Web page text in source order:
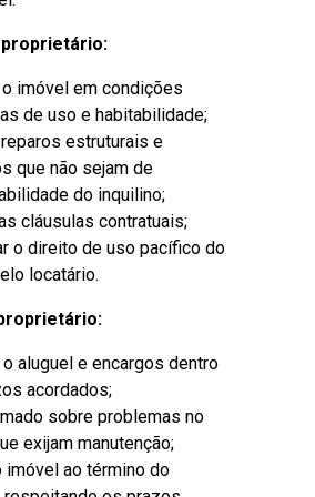
o imóvel em condições
de uso e habitabilidade;
estruturais e
que não sejam de
do inquilino;
cláusulas contratuais;
o direito de uso pacífico do
locatário.
aluguel e encargos dentro
acordados;
sobre problemas no
exijam manutenção;
imóvel ao término do